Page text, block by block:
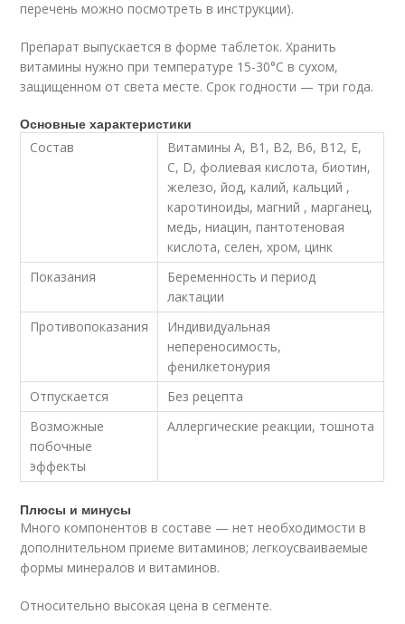
перечень можно посмотреть в инструкции).
Препарат выпускается в форме таблеток. Хранить
витамины нужно при температуре 15-30°C в сухом,
защищенном от света месте. Срок годности — три года.
Основные характеристики
Состав
Витамины А, В1, В2, В6, В12, E,
С, D, фолиевая кислота, биотин,
железо, йод, калий, кальций ,
каротиноиды, магний , марганец,
медь, ниацин, пантотеновая
кислота, селен, хром, цинк
Показания
Беременность и период
лактации
Противопоказания
Индивидуальная
непереносимость,
фенилкетонурия
Отпускается
Без рецепта
Возможные
побочные
эффекты
Аллергические реакции, тошнота
Плюсы и минусы
Много компонентов в составе — нет необходимости в
дополнительном приеме витаминов; легкоусваиваемые
формы минералов и витаминов.
Относительно высокая цена в сегменте.